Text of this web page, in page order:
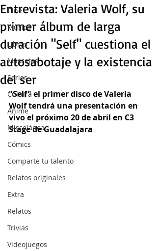
Cine
Música
Libros
Mascotas
Series
Cultura
Anime
Miscelánea
Cómics
Comparte tu talento
Relatos originales
Extra
Relatos
Trivias
Videojuegos
Entrevista: Valeria Wolf, su
primer álbum de larga
duración "Self" cuestiona el
autosabotaje y la existencia
del ser
"Self" el primer disco de Valeria
Wolf tendrá una presentación en
vivo el próximo 20 de abril en C3
Stage de Guadalajara